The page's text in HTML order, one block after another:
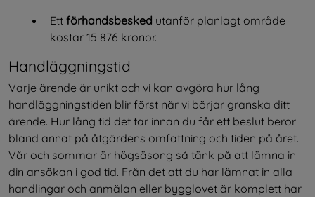
Ett förhandsbesked utanför planlagt område
kostar 15 876 kronor.
Handläggningstid
Varje ärende är unikt och vi kan avgöra hur lång
handläggningstiden blir först när vi börjar granska ditt
ärende. Hur lång tid det tar innan du får ett beslut beror
bland annat på åtgärdens omfattning och tiden på året.
Vår och sommar är högsäsong så tänk på att lämna in
din ansökan i god tid. Från det att du har lämnat in alla
handlingar och anmälan eller bygglovet är komplett har